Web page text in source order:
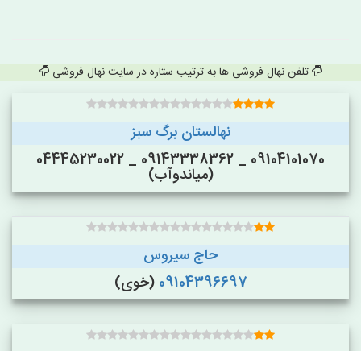
تلفن نهال فروشی ها به ترتیب ستاره در سایت نهال فروشی
نهالستان برگ سبز
09104101070 _ 09143338362 _ 04445230022
(میاندوآب)
حاج سیروس
09104396697 (خوی)